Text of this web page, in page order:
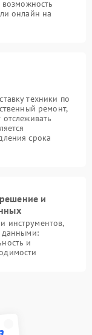
возможность
онлайн на
техники по
ремонт,
срока
и
инструментов,
данными:
и